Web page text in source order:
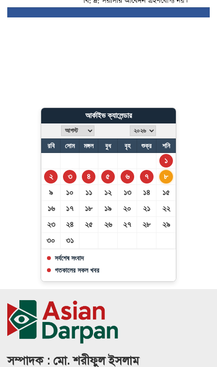
আর্কাইভ ক্যালেন্ডার
রবি সোম মঙ্গল বুধ বৃহ শুক্র শনি
১
২
৩ ৪ ৫ ৬ ৭
৮
৯
১০ ১১ ১২ ১৩ ১৪
১৫
১৬
১৭ ১৮ ১৯ ২০ ২১
২২
২৩
২৪ ২৫ ২৬ ২৭ ২৮
২৯
৩০
৩১
সর্বশেষ সংবাদ
গতকালের সকল খবর
সম্পাদক : মো. শরীফুল ইসলাম